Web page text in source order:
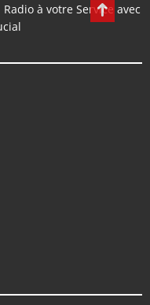
Radio à votre Service avec